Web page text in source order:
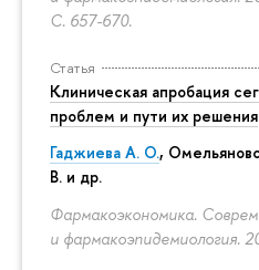
С. 657-670.
Статья
Клиническая апробация
проблем и пути их решения
Гаджиева А. О.,
В. и др.
Фармакоэкономика.
и фармакоэпидемиология.